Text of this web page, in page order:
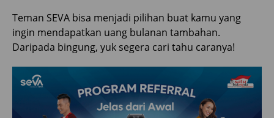
Teman SEVA bisa menjadi pilihan buat kamu yang
ingin mendapatkan uang bulanan tambahan.
Daripada bingung, yuk segera cari tahu caranya!